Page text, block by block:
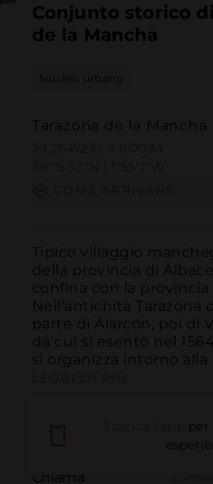
Conjunto storico
de la Mancha
Nucleo urbano
Tarazona de la Mancha
Tipico villaggio
della provincia di
confina con la provincia
Nell'antichità Tarazona
parte di Alarcón, poi di
da cui si esentò nel
si organizza intorno alla
Chiama